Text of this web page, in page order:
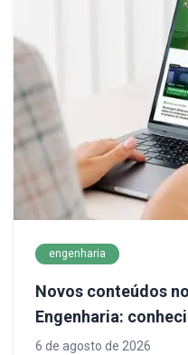
engenharia
Novos conteúdos
Engenharia:
decisões mais
6 de agosto de 2026